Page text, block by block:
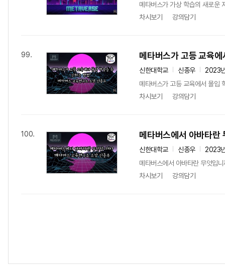
메타버스가 가상 학습의 새로운
차시보기
강의담기
99. 메타버스가 고등 교육
신한대학교 신종우
2023
메타버스가 고등 교육에서 몰입
차시보기
강의담기
100. 메타버스에서 아바타란
신한대학교 신종우
2023
메타버스에서 아바타란 무엇입니
차시보기
강의담기